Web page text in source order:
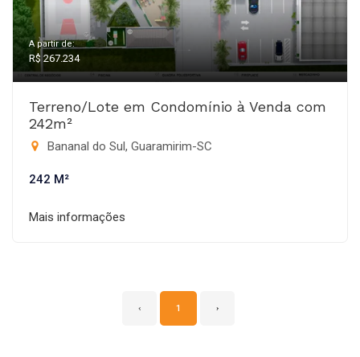
A partir de:
R$ 267.234
Terreno/Lote em Condomínio à Venda com
242m²
Bananal do Sul, Guaramirim-SC
242 M²
Mais informações
‹ 1 ›